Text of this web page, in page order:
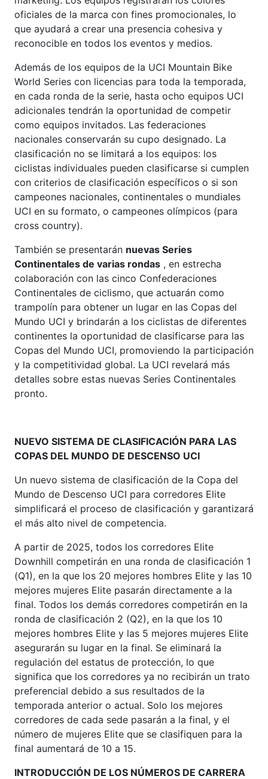
oficiales de la marca con fines promocionales, lo
que ayudará a crear una presencia cohesiva y
reconocible en todos los eventos y medios.
Además de los equipos de la UCI Mountain Bike
World Series con licencias para toda la temporada,
en cada ronda de la serie, hasta ocho equipos UCI
adicionales tendrán la oportunidad de competir
como equipos invitados. Las federaciones
nacionales conservarán su cupo designado. La
clasificación no se limitará a los equipos: los
ciclistas individuales pueden clasificarse si cumplen
con criterios de clasificación específicos o si son
campeones nacionales, continentales o mundiales
UCI en su formato, o campeones olímpicos (para
cross country).
También se presentarán nuevas Series
Continentales de varias rondas , en estrecha
colaboración con las cinco Confederaciones
Continentales de ciclismo, que actuarán como
trampolín para obtener un lugar en las Copas del
Mundo UCI y brindarán a los ciclistas de diferentes
continentes la oportunidad de clasificarse para las
Copas del Mundo UCI, promoviendo la participación
y la competitividad global. La UCI revelará más
detalles sobre estas nuevas Series Continentales
pronto.
NUEVO SISTEMA DE CLASIFICACIÓN PARA LAS
COPAS DEL MUNDO DE DESCENSO UCI
Un nuevo sistema de clasificación de la Copa del
Mundo de Descenso UCI para corredores Elite
simplificará el proceso de clasificación y garantizará
el más alto nivel de competencia.
A partir de 2025, todos los corredores Elite
Downhill competirán en una ronda de clasificación 1
(Q1), en la que los 20 mejores hombres Elite y las 10
mejores mujeres Elite pasarán directamente a la
final. Todos los demás corredores competirán en la
ronda de clasificación 2 (Q2), en la que los 10
mejores hombres Elite y las 5 mejores mujeres Elite
asegurarán su lugar en la final. Se eliminará la
regulación del estatus de protección, lo que
significa que los corredores ya no recibirán un trato
preferencial debido a sus resultados de la
temporada anterior o actual. Solo los mejores
corredores de cada sede pasarán a la final, y el
número de mujeres Elite que se clasifiquen para la
final aumentará de 10 a 15.
INTRODUCCIÓN DE LOS NÚMEROS DE CARRERA